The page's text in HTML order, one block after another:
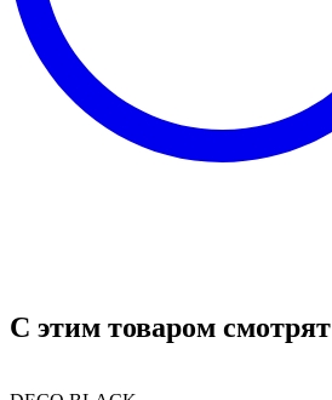
C этим товаром смотрят